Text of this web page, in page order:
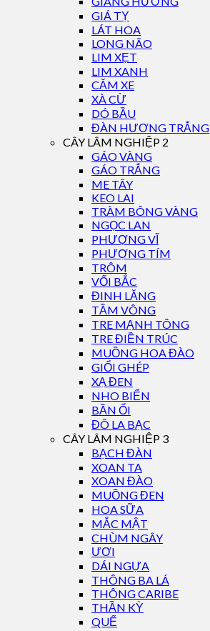
GIÁ TỴ
LÁT HOA
LONG NÃO
LIM XẸT
LIM XANH
CĂM XE
XÀ CỪ
DÓ BẦU
ĐÀN HƯƠNG TRẮNG
CÂY LÂM NGHIỆP 2
GÁO VÀNG
GÁO TRẮNG
ME TÂY
KEO LAI
TRÀM BÔNG VÀNG
NGỌC LAN
PHƯỢNG VĨ
PHƯỢNG TÍM
TRÔM
VỐI BẮC
ĐINH LĂNG
TẦM VÔNG
TRE MẠNH TÔNG
TRE ĐIỀN TRÚC
MUỒNG HOA ĐÀO
GIỔI GHÉP
XẠ ĐEN
NHO BIỂN
BẦN ỔI
ĐÔ LA BẠC
CÂY LÂM NGHIỆP 3
BẠCH ĐÀN
XOAN TA
XOAN ĐÀO
MUỒNG ĐEN
HOA SỮA
MẮC MẬT
CHÙM NGÂY
ƯƠI
DÁI NGỰA
THÔNG BA LÁ
THÔNG CARIBE
THẦN KỲ
QUẾ